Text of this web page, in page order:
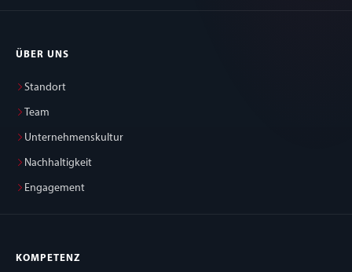
ÜBER UNS
Standort
Team
Unternehmenskultur
Nachhaltigkeit
Engagement
KOMPETENZ